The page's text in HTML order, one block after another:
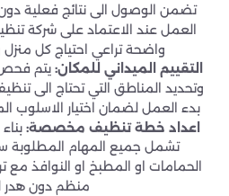
تضمن الوصول الى نتائج فعلية دون
العمل عند الاعتماد على شركة
واضحة تراعي احتياج كل
التقييم الميداني للمكان: يتم
وتحديد المناطق التي تحتاج الى
بدء العمل لضمان اختيار الاسلوب
اعداد خطة تنظيف مخصصة:
تشمل جميع المهام المطلوبة
الحمامات او المطبخ او النوافذ مع
منظم دون هدر